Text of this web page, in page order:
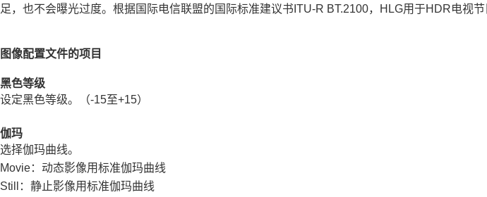
足，也不会曝光过度。根据国际电信联盟的国际标准建议书ITU-R BT.2100，HLG用于HDR电视节
图像配置文件的项目
黑色等级
设定黑色等级。（-15至+15）
伽玛
选择伽玛曲线。
Movie：动态影像用标准伽玛曲线
Still：静止影像用标准伽玛曲线